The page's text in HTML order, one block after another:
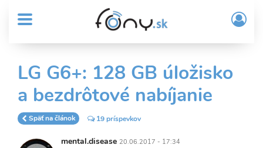
obsah
MENU
Sub
Header
menu
User
account
menu
/
LG G6+: 128 GB úložisko
a bezdrôtové nabíjanie
Späť na článok 19 príspevkov
mental.disease 20.06.2017 - 17:34